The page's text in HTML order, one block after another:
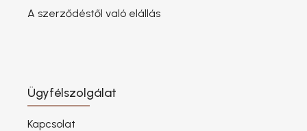
A szerződéstől való elállás
Ügyfélszolgálat
Kapcsolat